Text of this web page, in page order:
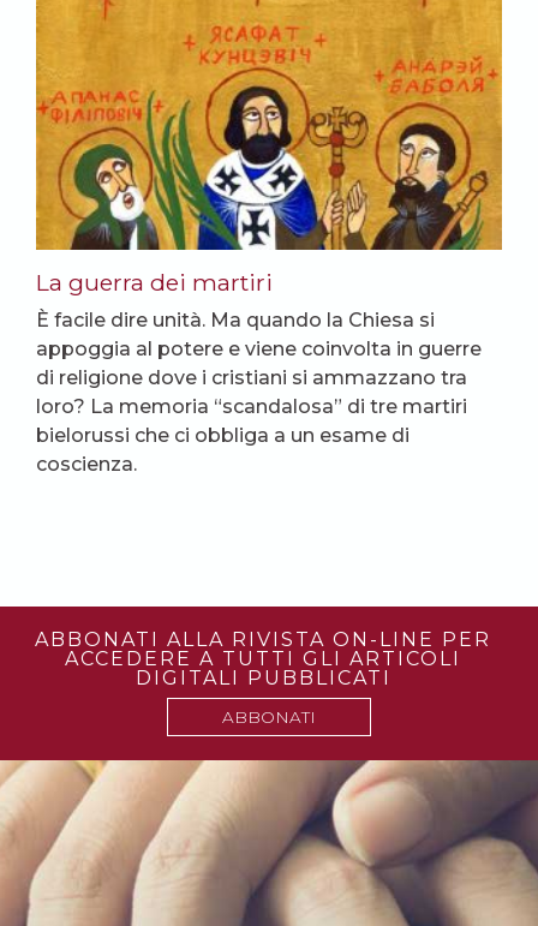
La guerra dei martiri
È facile dire unità. Ma quando la Chiesa si
appoggia al potere e viene coinvolta in guerre
di religione dove i cristiani si ammazzano tra
loro? La memoria “scandalosa” di tre martiri
bielorussi che ci obbliga a un esame di
coscienza.
ABBONATI ALLA RIVISTA ON-LINE PER
ACCEDERE A TUTTI GLI ARTICOLI
DIGITALI PUBBLICATI
ABBONATI